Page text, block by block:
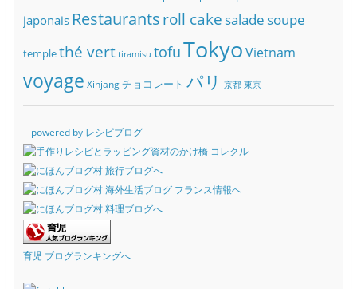
japonais Restaurantsroll cake salade soupe
templethé vert tiramisu tofuTokyoVietnam
voyage Xinjang チョコレート パリ 京都 東京
powered by レシピブログ
育児 ブログランキングへ